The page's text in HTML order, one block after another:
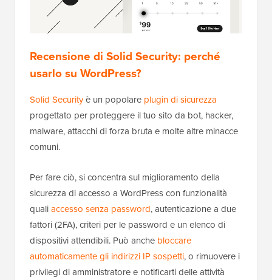
Recensione di Solid Security: perché
usarlo su WordPress?
Solid Securityè un popolare plugin di sicurezza
progettato per proteggere il tuo sito da bot, hacker,
malware, attacchi di forza bruta e molte altre minacce
comuni.
Per fare ciò, si concentra sul miglioramento della
sicurezza di accesso a WordPress con funzionalità
qualiaccesso senza password, autenticazione a due
fattori (2FA), criteri per le password e un elenco di
dispositivi attendibili. Può anche bloccare
automaticamente gli indirizzi IP sospetti, o rimuovere i
privilegi di amministratore e notificarti delle attività